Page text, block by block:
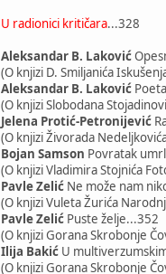
U radionici kritičara...328
Aleksandar B. Laković
(O knjizi D. Smiljanića
Aleksandar B. Laković
(O knjizi Slobodana
Jelena Protić-Petronijević
(O knjizi Živorada
Bojan Samson Povratak
(O knjizi Vladimira Stojnića
Pavle Zelić Ne može nam
(O knjizi Vuleta Žurića
Pavle Zelić Puste želje...352
(O knjizi Gorana Skrobonje
Ilija Bakić U
(O knjizi Gorana Skrobonje